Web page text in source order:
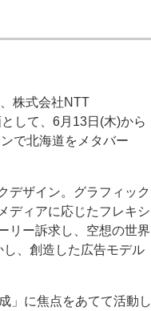
お問い合わせ
株式会社NTT
して、6月13日(木)から
で北海道をメタバー
デザイン。グラフィック
ディアに応じたフレキシ
リー訴求し、空想の世界
、創造した広告モデル
」に焦点をあてて活動し